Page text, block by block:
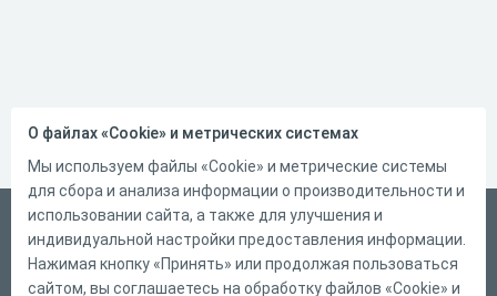
Русский
Справка
О файлах «Cookie» и метрических системах
Мы используем файлы «Cookie» и метрические системы
для сбора и анализа информации о производительности и
использовании сайта, а также для улучшения и
индивидуальной настройки предоставления информации.
Нажимая кнопку «Принять» или продолжая пользоваться
сайтом, вы соглашаетесь на обработку файлов «Cookie» и